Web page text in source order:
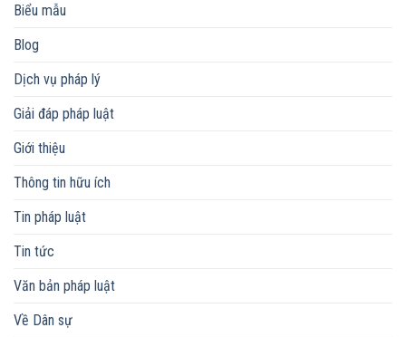
Biểu mẫu
Blog
Dịch vụ pháp lý
Giải đáp pháp luật
Giới thiệu
Thông tin hữu ích
Tin pháp luật
Tin tức
Văn bản pháp luật
Về Dân sự